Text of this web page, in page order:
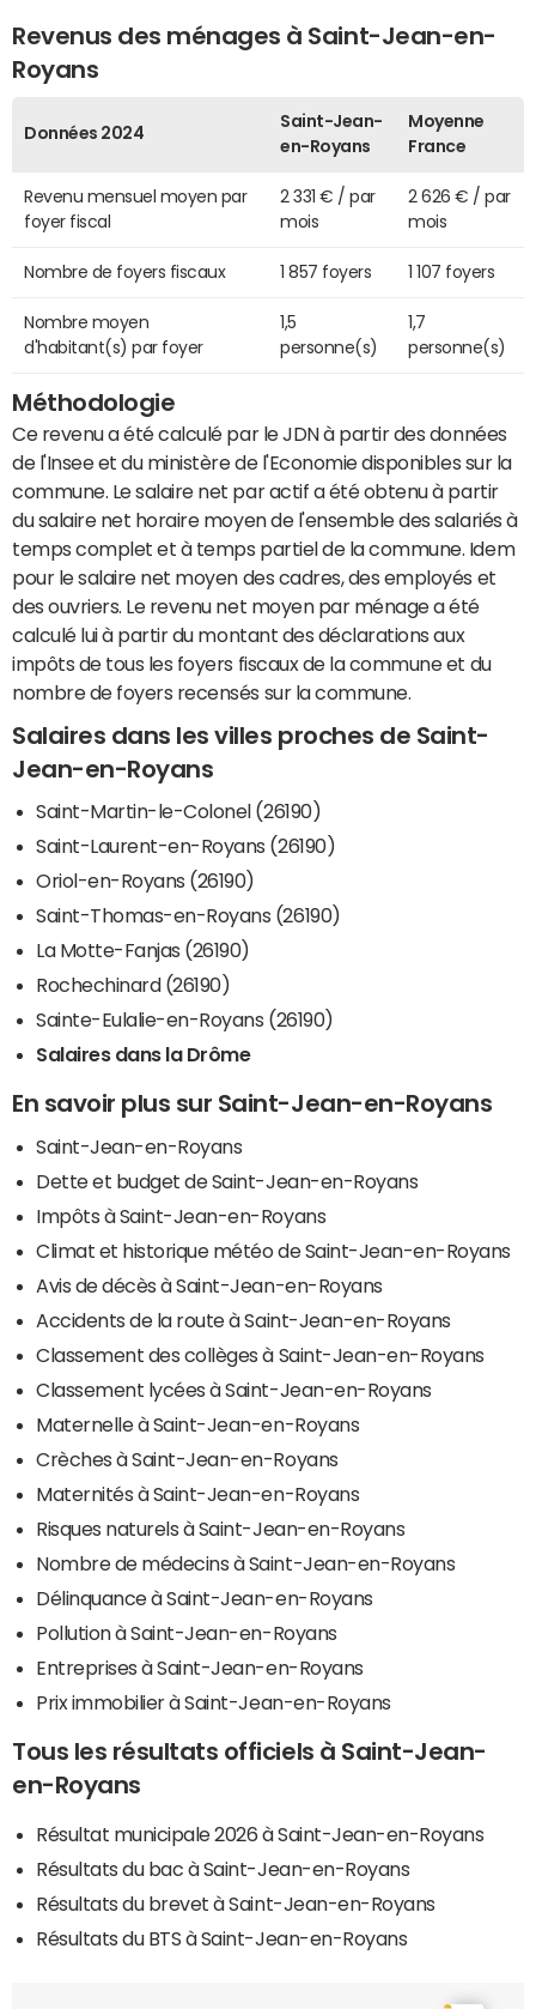
Revenus des ménages à Saint-Jean-en-
Royans
Données 2024
Saint-Jean-
en-Royans
Moyenne
France
Revenu mensuel moyen par
foyer fiscal
2 331 € / par
mois
2 626 € / par
mois
Nombre de foyers fiscaux 1 857 foyers 1 107 foyers
Nombre moyen
d'habitant(s) par foyer
1,5
personne(s)
1,7
personne(s)
Méthodologie
Ce revenu a été calculé par le JDN à partir des données
de l'Insee et du ministère de l'Economie disponibles sur la
commune. Le salaire net par actif a été obtenu à partir
du salaire net horaire moyen de l'ensemble des salariés à
temps complet et à temps partiel de la commune. Idem
pour le salaire net moyen des cadres, des employés et
des ouvriers. Le revenu net moyen par ménage a été
calculé lui à partir du montant des déclarations aux
impôts de tous les foyers fiscaux de la commune et du
nombre de foyers recensés sur la commune.
Salaires dans les villes proches de Saint-
Jean-en-Royans
Saint-Martin-le-Colonel (26190)
Saint-Laurent-en-Royans (26190)
Oriol-en-Royans (26190)
Saint-Thomas-en-Royans (26190)
La Motte-Fanjas (26190)
Rochechinard (26190)
Sainte-Eulalie-en-Royans (26190)
Salaires dans la Drôme
En savoir plus sur Saint-Jean-en-Royans
Saint-Jean-en-Royans
Dette et budget de Saint-Jean-en-Royans
Impôts à Saint-Jean-en-Royans
Climat et historique météo de Saint-Jean-en-Royans
Avis de décès à Saint-Jean-en-Royans
Accidents de la route à Saint-Jean-en-Royans
Classement des collèges à Saint-Jean-en-Royans
Classement lycées à Saint-Jean-en-Royans
Maternelle à Saint-Jean-en-Royans
Crèches à Saint-Jean-en-Royans
Maternités à Saint-Jean-en-Royans
Risques naturels à Saint-Jean-en-Royans
Nombre de médecins à Saint-Jean-en-Royans
Délinquance à Saint-Jean-en-Royans
Pollution à Saint-Jean-en-Royans
Entreprises à Saint-Jean-en-Royans
Prix immobilier à Saint-Jean-en-Royans
Tous les résultats officiels à Saint-Jean-
en-Royans
Résultat municipale 2026 à Saint-Jean-en-Royans
Résultats du bac à Saint-Jean-en-Royans
Résultats du brevet à Saint-Jean-en-Royans
Résultats du BTS à Saint-Jean-en-Royans